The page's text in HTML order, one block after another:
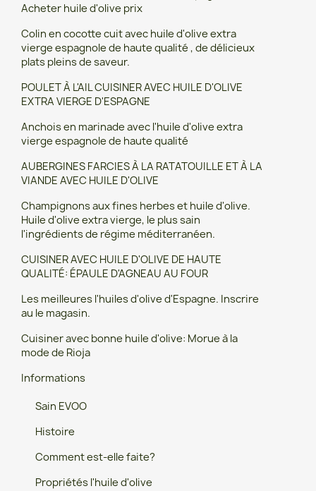
Acheter huile d'olive prix
Colin en cocotte cuit avec huile d'olive extra
vierge espagnole de haute qualité , de délicieux
plats pleins de saveur.
POULET À L'AIL CUISINER AVEC HUILE D'OLIVE
EXTRA VIERGE D'ESPAGNE
Anchois en marinade avec l'huile d'olive extra
vierge espagnole de haute qualité
AUBERGINES FARCIES À LA RATATOUILLE ET À LA
VIANDE AVEC HUILE D'OLIVE
Champignons aux fines herbes et huile d'olive.
Huile d'olive extra vierge, le plus sain
l'ingrédients de régime méditerranéen.
CUISINER AVEC HUILE D'OLIVE DE HAUTE
QUALITÉ: ÉPAULE D'AGNEAU AU FOUR
Les meilleures l'huiles d'olive d'Espagne. Inscrire
au le magasin.
Cuisiner avec bonne huile d'olive: Morue à la
mode de Rioja
Informations
Sain EVOO
Histoire
Comment est-elle faite?
Propriétés l'huile d'olive